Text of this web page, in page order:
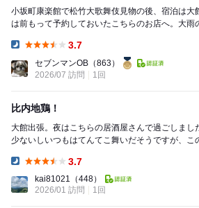
小坂町康楽館で松竹大歌舞伎見物の後、宿泊は大
は前もって予約しておいたこちらのお店へ。大雨
3.7
セブンマンOB （863）
2026/07 訪問
1回
比内地鶏！
大館出張。夜はこちらの居酒屋さんで過ごしました。 このあたり居
少ないしいつもはてんてこ舞いだそうですが、こ
3.7
kai81021 （448）
2026/01 訪問
1回